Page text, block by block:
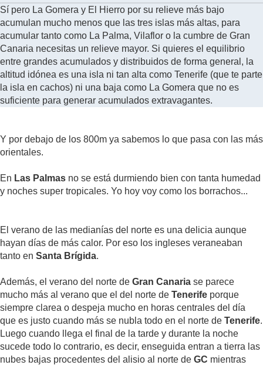
Sí pero La Gomera y El Hierro por su relieve más bajo
acumulan mucho menos que las tres islas más altas, para
acumular tanto como La Palma, Vilaflor o la cumbre de Gran
Canaria necesitas un relieve mayor. Si quieres el equilibrio
entre grandes acumulados y distribuidos de forma general, la
altitud idónea es una isla ni tan alta como Tenerife (que te parte
la isla en cachos) ni una baja como La Gomera que no es
suficiente para generar acumulados extravagantes.
Y por debajo de los 800m ya sabemos lo que pasa con las más
orientales.
En Las Palmas no se está durmiendo bien con tanta humedad
y noches super tropicales. Yo hoy voy como los borrachos...
El verano de las medianías del norte es una delicia aunque
hayan días de más calor. Por eso los ingleses veraneaban
tanto en Santa Brígida.
Además, el verano del norte de Gran Canaria se parece
mucho más al verano que el del norte de Tenerife porque
siempre clarea o despeja mucho en horas centrales del día
que es justo cuando más se nubla todo en el norte de Tenerife.
Luego cuando llega el final de la tarde y durante la noche
sucede todo lo contrario, es decir, enseguida entran a tierra las
nubes bajas procedentes del alisio al norte de GC mientras